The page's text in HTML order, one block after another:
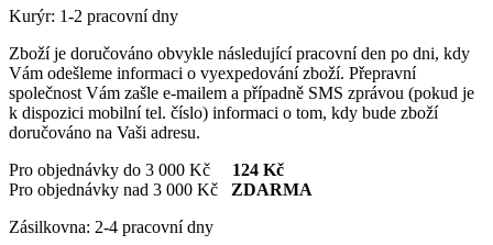
Kurýr: 1-2 pracovní dny
Zboží je doručováno obvykle následující pracovní den po dni, kdy
Vám odešleme informaci o vyexpedování zboží. Přepravní
společnost Vám zašle e-mailem a případně SMS zprávou (pokud je
k dispozici mobilní tel. číslo) informaci o tom, kdy bude zboží
doručováno na Vaši adresu.
Pro objednávky do 3 000 Kč 124 Kč
Pro objednávky nad 3 000 Kč ZDARMA
Zásilkovna: 2-4 pracovní dny